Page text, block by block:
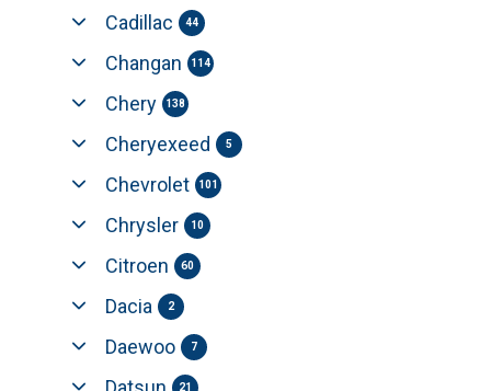
Cadillac 44
Changan 114
Chery 138
Cheryexeed 5
Chevrolet 101
Chrysler 10
Citroen 60
Dacia 2
Daewoo 7
21